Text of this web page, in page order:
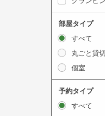
a
c
t
w
i
t
n
t
e
r
a
c
w
i
部屋タイプ
すべて
丸ごと貸切
個室
予約タイプ
すべて